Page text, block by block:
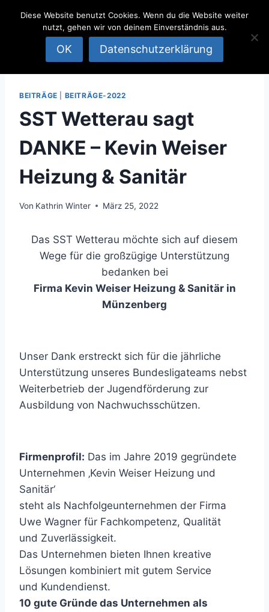
SportSchützen
Team
Wetterau
BEITRÄGE BEITRÄGE-2022
SST Wetterau sagt
DANKE – Kevin Weiser
Heizung & Sanitär
Von Kathrin Winter März 25, 2022
Das SST Wetterau möchte sich auf diesem
Wege für die großzügige Unterstützung
bedanken bei
Firma Kevin Weiser Heizung & Sanitär in
Münzenberg
Unser Dank erstreckt sich für die jährliche
Unterstützung unseres Bundesligateams nebst
Weiterbetrieb der Jugendförderung zur
Ausbildung von Nachwuchsschützen.
Firmenprofil: Das im Jahre 2019 gegründete
Unternehmen ‚Kevin Weiser Heizung und
Sanitär‘
steht als Nachfolgeunternehmen der Firma
Uwe Wagner für Fachkompetenz, Qualität
und Zuverlässigkeit.
Das Unternehmen bieten Ihnen kreative
Lösungen kombiniert mit gutem Service
und Kundendienst.
10 gute Gründe das Unternehmen als
Diese Website benutzt Cookies. Wenn du die Website weiter
nutzt, gehen wir von deinem Einverständnis aus.
OK Datenschutzerklärung